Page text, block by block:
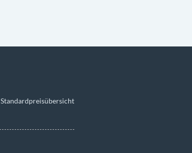
Standardpreisübersicht